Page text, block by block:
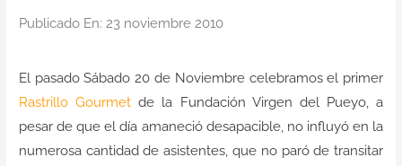
Actualidad
Contacto
Publicado En: 23 noviembre 2010
El pasado Sábado 20 de Noviembre celebramos el primer
Rastrillo Gourmet de la Fundación Virgen del Pueyo, a
pesar de que el día amaneció desapacible, no influyó en la
numerosa cantidad de asistentes, que no paró de transitar